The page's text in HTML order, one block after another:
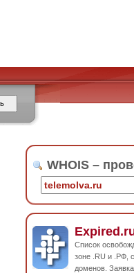
WHOIS –
Список
зоне .RU и .РФ,
доменов.